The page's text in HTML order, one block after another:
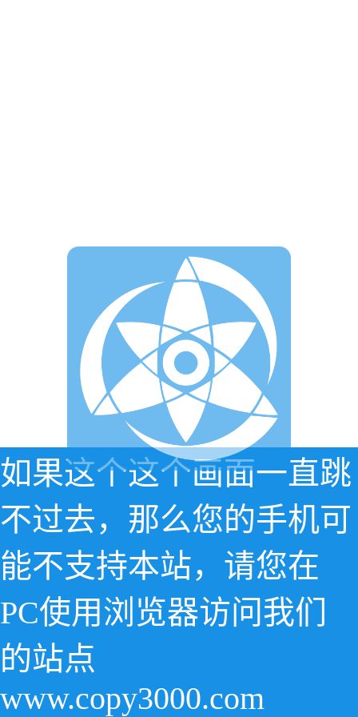
如果这个这个画面一直跳
不过去，那么您的手机可
能不支持本站，请您在
PC使用浏览器访问我们
的站点
www.copy3000.com